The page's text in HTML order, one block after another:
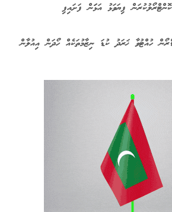
ފިޔަވަޅު އަޅަަން ފަށައިފި
ހުއްޓުވާ ޚަރަދު ކުޑަ ނިޒާމުތަކެއް ހޯދަން އިއުލާން